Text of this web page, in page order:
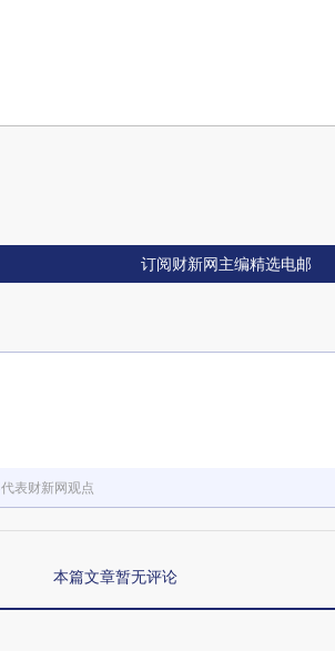
订阅财新网主编精选电邮
表财新网观点
本篇文章暂无评论